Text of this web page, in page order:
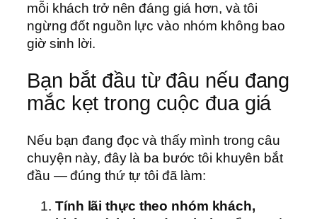
mỗi khách trở nên đáng giá hơn, và tôi
ngừng đốt nguồn lực vào nhóm không bao
giờ sinh lời.
Bạn bắt đầu từ đâu nếu đang
mắc kẹt trong cuộc đua giá
Nếu bạn đang đọc và thấy mình trong câu
chuyện này, đây là ba bước tôi khuyên bắt
đầu — đúng thứ tự tôi đã làm:
Tính lãi thực theo nhóm khách,